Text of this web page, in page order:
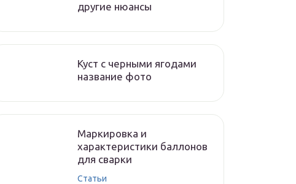
другие нюансы
Куст с черными ягодами
название фото
Маркировка и
характеристики баллонов
для сварки
Статьи